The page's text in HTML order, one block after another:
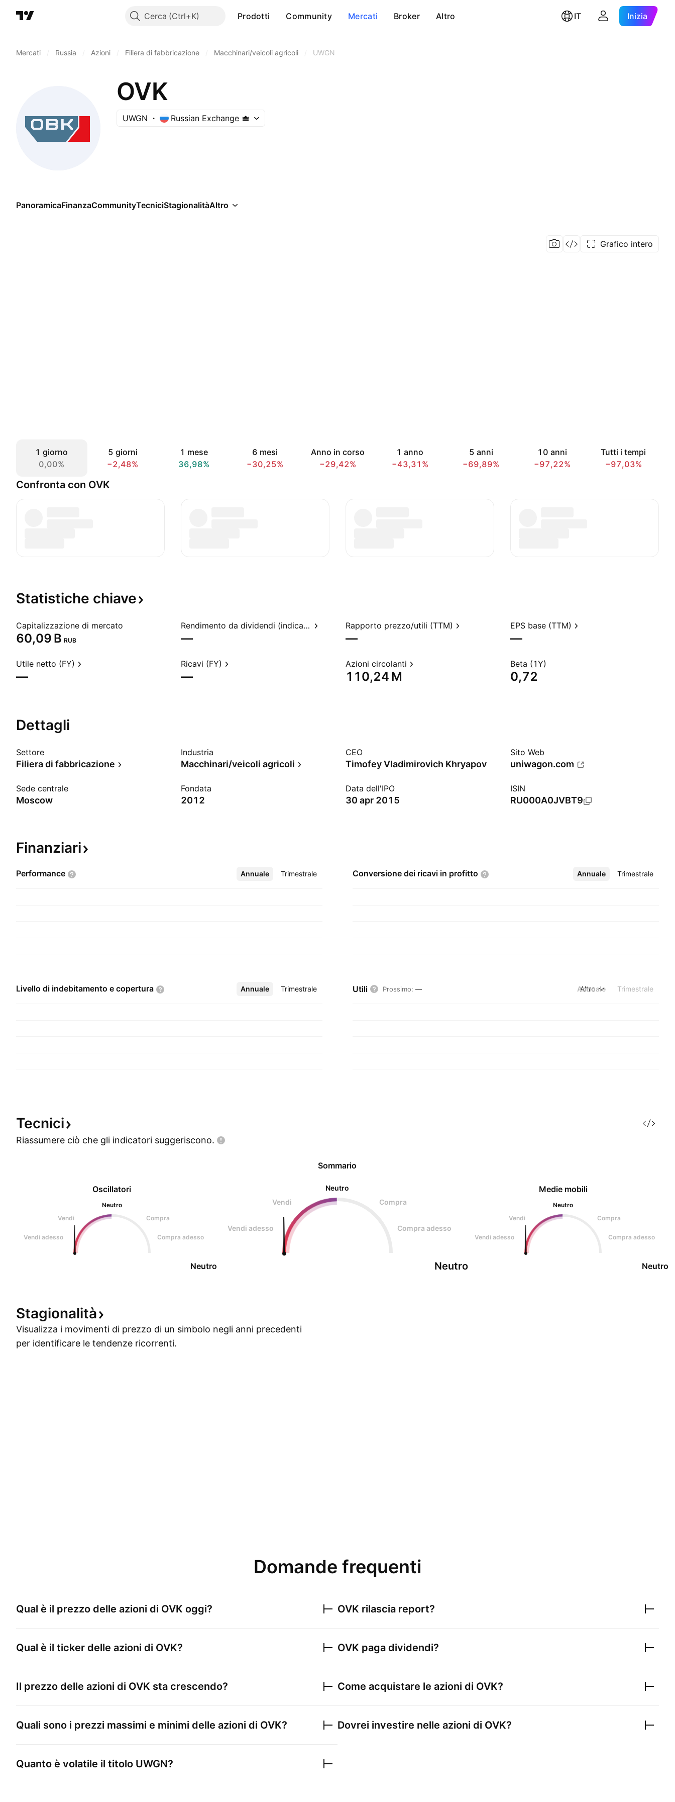
Cerca Prodotti Community Mercati Broker Altro IT Inizia
Mercati Russia Azioni Filiera di fabbricazione Macchinari/veicoli agricoli UWGN
OVK
UWGN Russian Exchange
PanoramicaFinanzaCommunityTecniciStagionalitàAltro
Grafico intero
1 giorno
0,00%
5 giorni
−2,48%
1 mese
36,98%
6 mesi
−30,25%
Anno in corso
−29,42%
1 anno
−43,31%
5 anni
−69,89%
10 anni
−97,22%
Tutti i tempi
−97,03%
Confronta con OVK
Statistiche chiave
Capitalizzazione di mercato
‪60,09 B‬ RUB
Rendimento da dividendi (indicato)
—
Rapporto prezzo/utili (TTM)
—
EPS base (TTM)
—
Utile netto (FY)
—
Ricavi (FY)
—
Azioni circolanti
‪110,24 M‬
Beta (1Y)
0,72
Dettagli
Settore
Filiera di fabbricazione
Industria
Macchinari/veicoli agricoli
CEO
Timofey Vladimirovich Khryapov
Sito Web
uniwagon.com
Sede centrale
Moscow
Fondata
2012
Data dell'IPO
30 apr 2015
ISIN
RU000A0JVBT9
Finanziari
Performance Annuale Trimestrale
Altro Conversione dei ricavi in profitto Annuale Trimestrale
Altro
Livello di indebitamento e copertura Annuale Trimestrale
Altro Utili Prossimo: — Annuale Trimestrale
Altro
Tecnici
Riassumere ciò che gli indicatori suggeriscono.
Oscillatori
Neutro
Vendi
Compra
Vendi adesso Compra adesso
Neutro
Sommario
Neutro
Vendi
Compra
Vendi adesso Compra adesso
Neutro
Medie mobili
Neutro
Vendi
Compra
Vendi adesso Compra adesso
Neutro
Stagionalità
Visualizza i movimenti di prezzo di un simbolo negli anni precedenti
per identificare le tendenze ricorrenti.
Domande frequenti
Qual è il prezzo delle azioni di OVK oggi?
Qual è il ticker delle azioni di OVK?
Il prezzo delle azioni di OVK sta crescendo?
Quali sono i prezzi massimi e minimi delle azioni di OVK?
Quanto è volatile il titolo UWGN?
OVK rilascia report?
OVK paga dividendi?
Come acquistare le azioni di OVK?
Dovrei investire nelle azioni di OVK?